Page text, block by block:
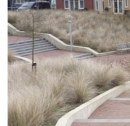
Дюни е сред сравнително
нас, като изграждането му се
Разположен на брега на морето
борова гора, той е идеалното
хотел по време на
Ваканцията тук ще ви
преимущества – от
възможностите за екскурзии
курорти, до невероятните
природни дадености. Ето защо
би било изключително удачен